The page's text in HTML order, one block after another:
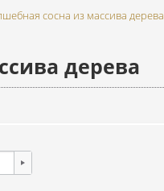
сосна из массива дерева
дерева